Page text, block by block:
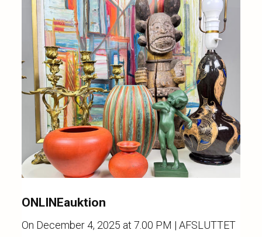
ONLINEauktion
On December 4, 2025 at 7.00 PM | AFSLUTTET